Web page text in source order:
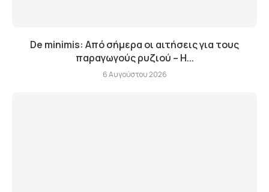
De minimis: Από σήμερα οι αιτήσεις για τους
παραγωγούς ρυζιού – Η...
6 Αυγούστου 2026